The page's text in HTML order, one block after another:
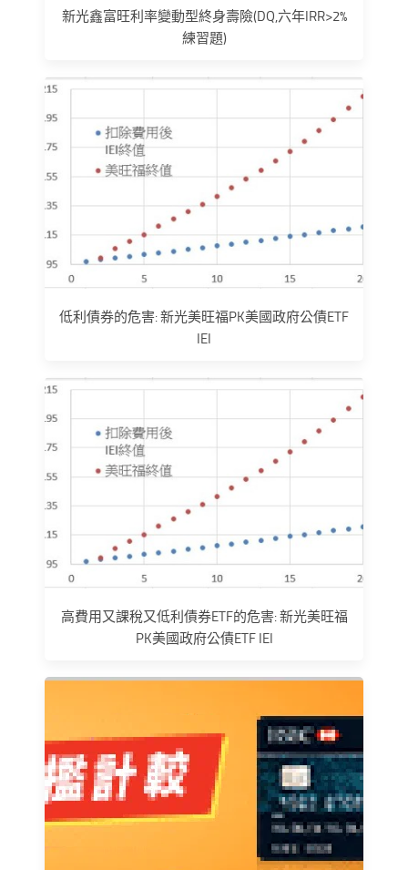
新光鑫富旺利率變動型終身壽險(DQ,六年IRR>2%
練習題)
低利債券的危害: 新光美旺福PK美國政府公債ETF
IEI
高費用又課稅又低利債券ETF的危害: 新光美旺福
PK美國政府公債ETF IEI